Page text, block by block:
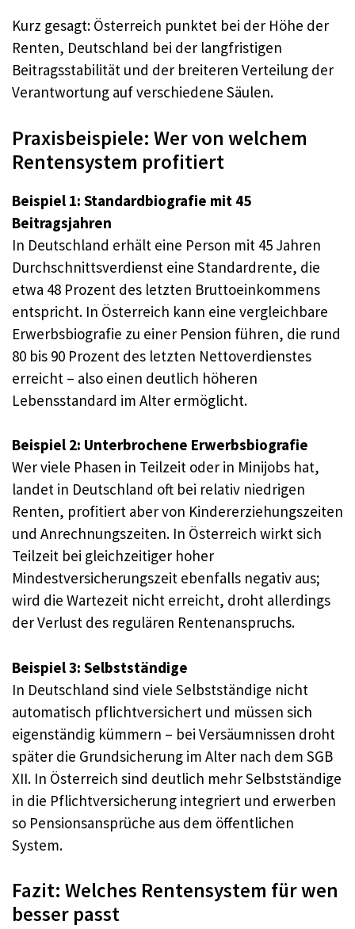
Kurz gesagt: Österreich punktet bei der Höhe der
Renten, Deutschland bei der langfristigen
Beitragsstabilität und der breiteren Verteilung der
Verantwortung auf verschiedene Säulen.
Praxisbeispiele: Wer von welchem
Rentensystem profitiert
Beispiel 1: Standardbiografie mit 45
Beitragsjahren
In Deutschland erhält eine Person mit 45 Jahren
Durchschnittsverdienst eine Standardrente, die
etwa 48 Prozent des letzten Bruttoeinkommens
entspricht. In Österreich kann eine vergleichbare
Erwerbsbiografie zu einer Pension führen, die rund
80 bis 90 Prozent des letzten Nettoverdienstes
erreicht – also einen deutlich höheren
Lebensstandard im Alter ermöglicht.
Beispiel 2: Unterbrochene Erwerbsbiografie
Wer viele Phasen in Teilzeit oder in Minijobs hat,
landet in Deutschland oft bei relativ niedrigen
Renten, profitiert aber von Kindererziehungszeiten
und Anrechnungszeiten. In Österreich wirkt sich
Teilzeit bei gleichzeitiger hoher
Mindestversicherungszeit ebenfalls negativ aus;
wird die Wartezeit nicht erreicht, droht allerdings
der Verlust des regulären Rentenanspruchs.
Beispiel 3: Selbstständige
In Deutschland sind viele Selbstständige nicht
automatisch pflichtversichert und müssen sich
eigenständig kümmern – bei Versäumnissen droht
später die Grundsicherung im Alter nach dem SGB
XII. In Österreich sind deutlich mehr Selbstständige
in die Pflichtversicherung integriert und erwerben
so Pensionsansprüche aus dem öffentlichen
System.
Fazit: Welches Rentensystem für wen
besser passt